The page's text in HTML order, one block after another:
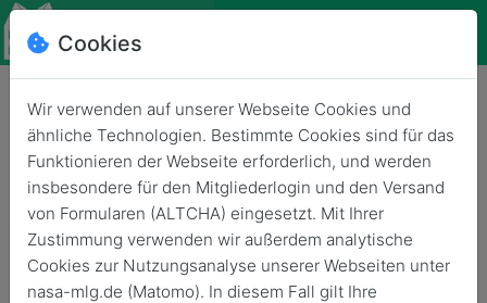
Neues Logo
Zurück 28. Okt. 2016
Cookies
Wir verwenden auf unserer Webseite Cookies und
ähnliche Technologien. Bestimmte Cookies sind für das
Funktionieren der Webseite erforderlich, und werden
insbesondere für den Mitgliederlogin und den Versand
von Formularen (ALTCHA) eingesetzt. Mit Ihrer
Zustimmung verwenden wir außerdem analytische
Cookies zur Nutzungsanalyse unserer Webseiten unter
nasa-mlg.de (Matomo). In diesem Fall gilt Ihre